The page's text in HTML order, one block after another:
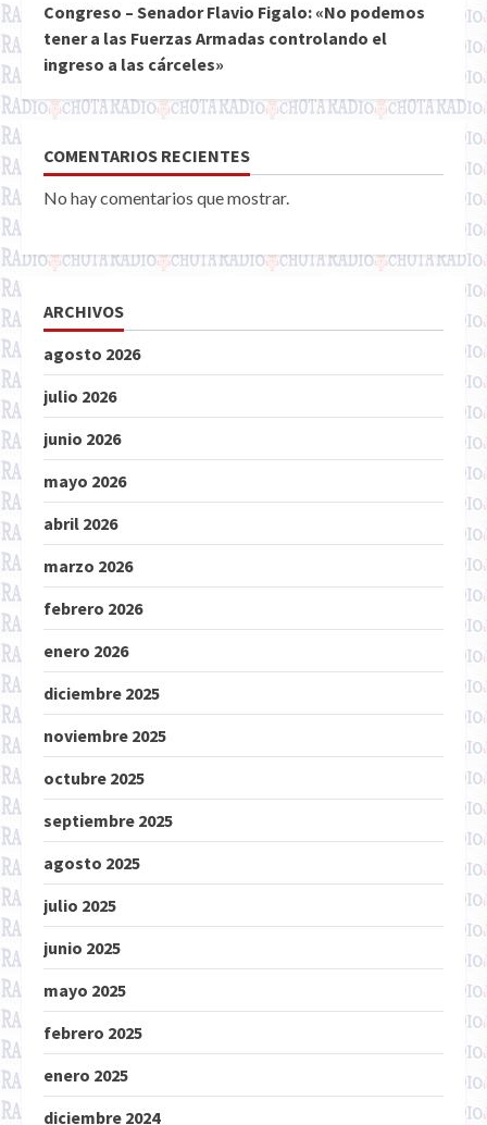
Congreso – Senador Flavio Figalo: «No podemos
tener a las Fuerzas Armadas controlando el
ingreso a las cárceles»
COMENTARIOS RECIENTES
No hay comentarios que mostrar.
ARCHIVOS
agosto 2026
julio 2026
junio 2026
mayo 2026
abril 2026
marzo 2026
febrero 2026
enero 2026
diciembre 2025
noviembre 2025
octubre 2025
septiembre 2025
agosto 2025
julio 2025
junio 2025
mayo 2025
febrero 2025
enero 2025
diciembre 2024